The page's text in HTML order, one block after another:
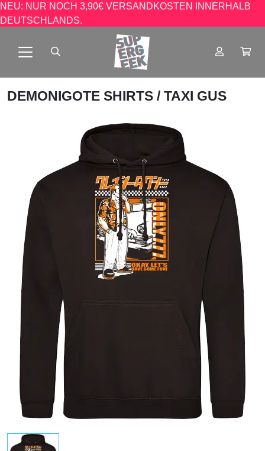
NEU: NUR NOCH 3,90€ VERSANDKOSTEN INNERHALB
DEUTSCHLANDS.
DEMONIGOTE SHIRTS / TAXI GUS